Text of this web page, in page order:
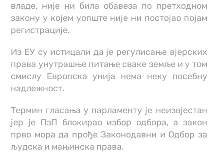
владе, није ни била обавеза по претходном
закону у којем уопште није ни постојао појам
регистрације.
Из ЕУ су истицали да је регулисање вјерских
права унутрашње питање сваке земље и у том
смислу Европска унија нема неку посебну
надлежност.
Термин гласања у парламенту је неизвјестан
јер је ПзП блокирао избор одбора, а закон
прво мора да прође Законодавни и Одбор за
људска и мањинска права.